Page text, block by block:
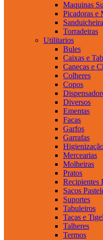
Maquinas
Picadoras e
Torradeiras
Utilitarios
Bules
Caixas e
Canecas e
Colheres
Copos
Diversos
Ementas
Facas
Garfos
Garrafas
Mercearias
Molheiras
Pratos
Recipientes
Sacos
Suportes
Tabuleiros
Taças e
Talheres
Termos